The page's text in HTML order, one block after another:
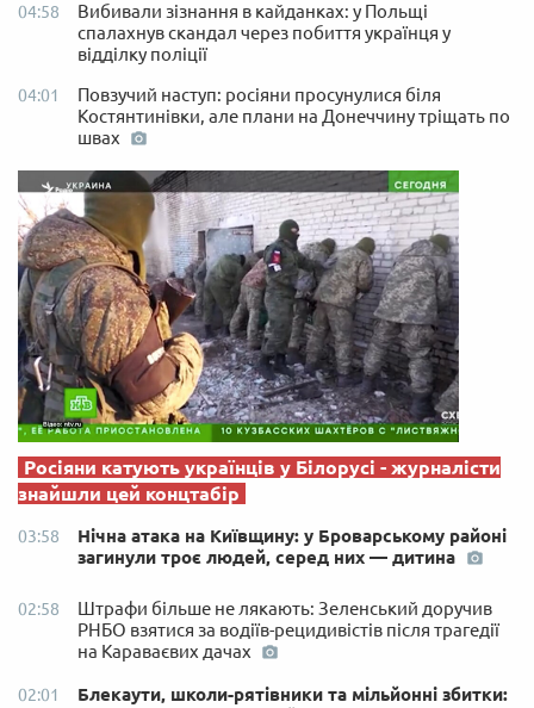
04:58
Вибивали зізнання в кайданках: у Польщі
спалахнув скандал через побиття українця у
відділку поліції
04:01
Повзучий наступ: росіяни просунулися біля
Костянтинівки, але плани на Донеччину тріщать по
швах
Росіяни катують українців у Білорусі - журналісти
знайшли цей концтабір
03:58
Нічна атака на Київщину: у Броварському районі
загинули троє людей, серед них — дитина
02:58
Штрафи більше не лякають: Зеленський доручив
РНБО взятися за водіїв-рецидивістів після трагедії
на Караваєвих дачах
02:01
Блекаути, школи-рятівники та мільйонні збитки: